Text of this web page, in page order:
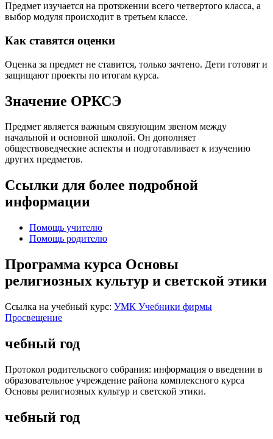
Предмет изучается на протяжении всего четвертого класса, а
выбор модуля происходит в третьем классе.
Как ставятся оценки
Оценка за предмет не ставится, только зачтено. Дети готовят и
защищают проекты по итогам курса.
Значение ОРКСЭ
Предмет является важным связующим звеном между
начальной и основной школой. Он дополняет
обществоведческие аспекты и подготавливает к изучению
других предметов.
Ссылки для более подробной
информации
Помощь учителю
Помощь родителю
Программа курса Основы
религиозных культур и светской этики
Ссылка на учебный курс: УМК Учебники фирмы
Просвещение
чебный год
Протокол родительского собрания: информация о введении в
образовательное учреждение района комплексного курса
Основы религиозных культур и светской этики.
чебный год